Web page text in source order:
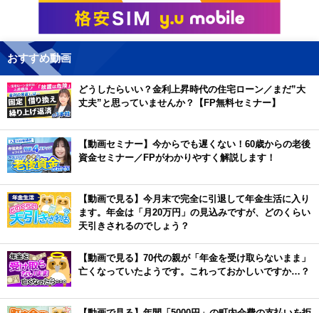
おすすめ動画
どうしたらいい？金利上昇時代の住宅ローン／まだ”大
丈夫”と思っていませんか？【FP無料セミナー】
【動画セミナー】今からでも遅くない！60歳からの老後
資金セミナー／FPがわかりやすく解説します！
【動画で見る】今月末で完全に引退して年金生活に入り
ます。年金は「月20万円」の見込みですが、どのくらい
天引きされるのでしょう？
【動画で見る】70代の親が「年金を受け取らないまま」
亡くなっていたようです。これっておかしいですか…？